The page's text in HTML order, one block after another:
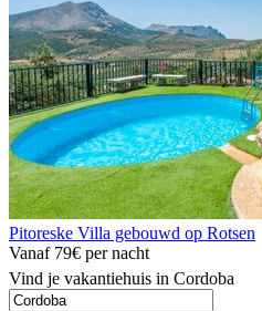
Pitoreske Villa gebouwd op Rotsen
Vanaf 79€ per nacht
Vind je vakantiehuis in Cordoba